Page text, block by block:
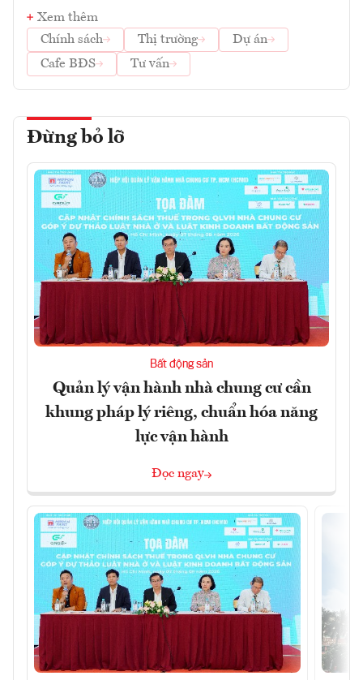
Xem thêm
Chính sách
Thị trường
Dự án
Cafe BĐS
Tư vấn
Đừng bỏ lỡ
Bất động sản
Quản lý vận hành nhà chung cư cần
khung pháp lý riêng, chuẩn hóa năng
lực vận hành
Đọc ngay